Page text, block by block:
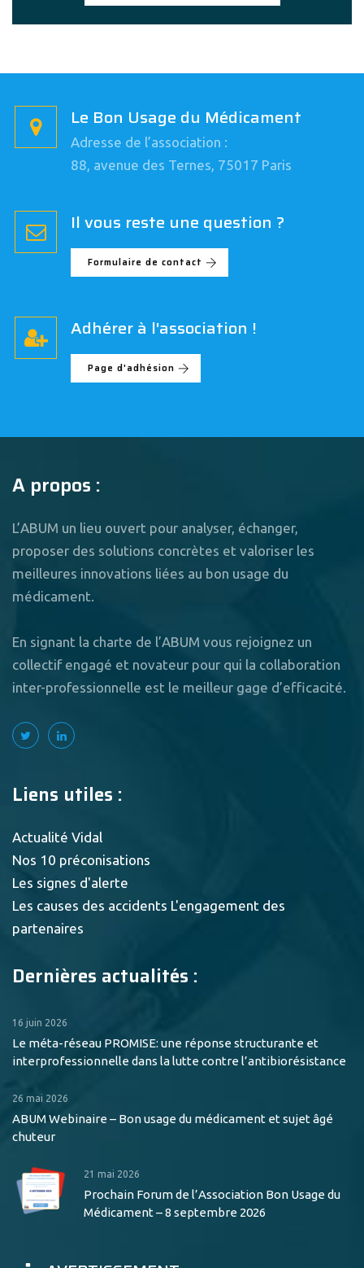
Le Bon Usage du Médicament
Adresse de l’association :
88, avenue des Ternes, 75017 Paris
Il vous reste une question ?
Formulaire de contact
Adhérer à l'association !
Page d'adhésion
A propos :
L’ABUM un lieu ouvert pour analyser, échanger,
proposer des solutions concrètes et valoriser les
meilleures innovations liées au bon usage du
médicament.
En signant la charte de l’ABUM vous rejoignez un
collectif engagé et novateur pour qui la collaboration
inter-professionnelle est le meilleur gage d’efficacité.
Liens utiles :
Actualité Vidal
Nos 10 préconisations
Les signes d'alerte
Les causes des accidents L'engagement des
partenaires
Dernières actualités :
16 juin 2026
Le méta-réseau PROMISE: une réponse structurante et
interprofessionnelle dans la lutte contre l’antibiorésistance
26 mai 2026
ABUM Webinaire – Bon usage du médicament et sujet âgé
chuteur
21 mai 2026
Prochain Forum de l’Association Bon Usage du
Médicament – 8 septembre 2026